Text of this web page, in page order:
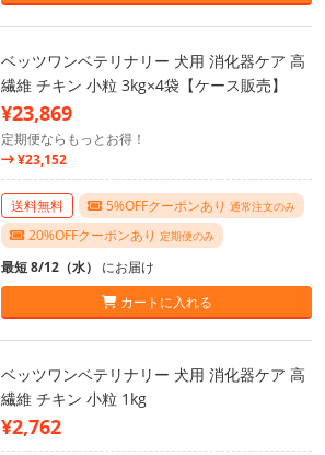
ベッツワンベテリナリー 犬用 消化器ケア 高
繊維 チキン 小粒 3kg×4袋【ケース販売】
¥23,869
定期便ならもっとお得！
¥23,152
送料無料 5%OFFクーポンあり 通常注文のみ
20%OFFクーポンあり 定期便のみ
最短 8/12（水） にお届け
カートに入れる
ベッツワンベテリナリー 犬用 消化器ケア 高
繊維 チキン 小粒 1kg
¥2,762